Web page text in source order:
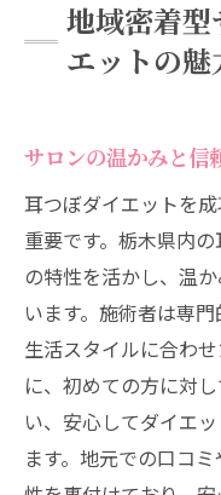
地域密着型
エットの魅
サロンの温かみと信
耳つぼダイエットを
重要です。栃木県内
の特性を活かし、温
います。施術者は専
生活スタイルに合わ
に、初めての方に対
い、安心してダイエ
ます。地元での口コ